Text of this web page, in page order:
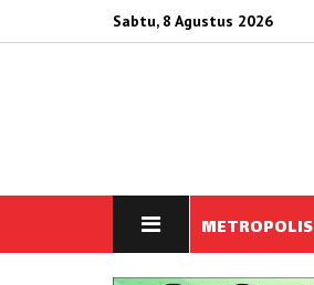
Sabtu, 8 Agustus 2026
METROPOLIS